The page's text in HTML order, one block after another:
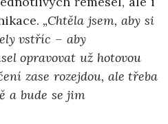
„Chtěla jsem, aby si
vstříc – aby
opravovat už hotovou
zase rozejdou, ale třeba
a bude se jim